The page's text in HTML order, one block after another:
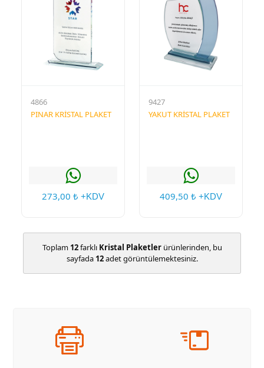
4866
PINAR KRİSTAL PLAKET
273,00 ₺ +KDV
9427
YAKUT KRİSTAL PLAKET
409,50 ₺ +KDV
Toplam 12farklı Kristal Plaketlerürünlerinden, bu
sayfada 12adet görüntülemektesiniz.